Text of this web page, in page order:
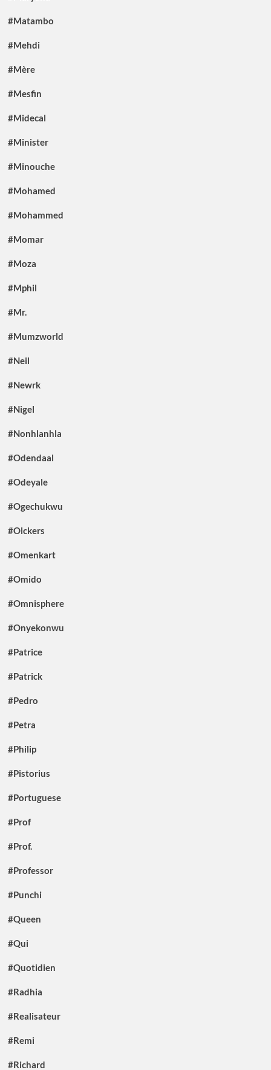
#Matambo
#Mehdi
#Mère
#Mesfin
#Midecal
#Minister
#Minouche
#Mohamed
#Mohammed
#Momar
#Moza
#Mphil
#Mr.
#Mumzworld
#Neil
#Newrk
#Nigel
#Nonhlanhla
#Odendaal
#Odeyale
#Ogechukwu
#Olckers
#Omenkart
#Omido
#Omnisphere
#Onyekonwu
#Patrice
#Patrick
#Pedro
#Petra
#Philip
#Pistorius
#Portuguese
#Prof
#Prof.
#Professor
#Punchi
#Queen
#Qui
#Quotidien
#Radhia
#Realisateur
#Remi
#Richard